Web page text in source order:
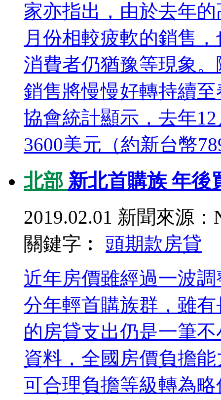
家亦指出，由於去年
月份相較疲軟的銷售
消費者仍猶豫等現象
銷售將慢慢好轉持續
協會統計顯示，去年
3600美元（約新台幣
北部 新北首購族 年後
2019.02.01 新聞來源：
關鍵字︰ 頭期款房貸
近年房價雖經過一波
分年輕首購族群，雖
的房貸支出仍是一筆
資料，全國房價負擔
可合理負擔等級轉為